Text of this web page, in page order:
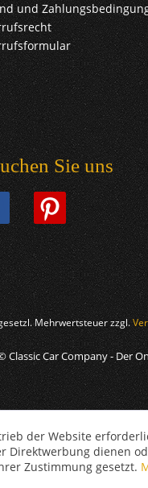
und
Sie uns
Mehrwertsteuer zzgl.
Classic Car Company - Der
der Website
Direktwerbung dienen
Zustimmung gesetzt.